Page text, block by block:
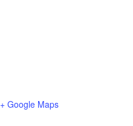
+ Google Maps